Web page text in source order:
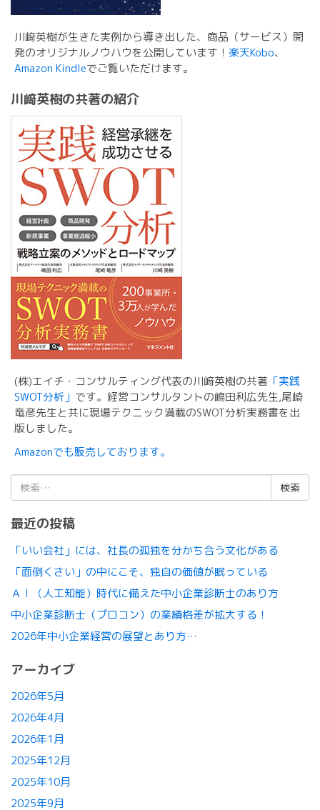
川﨑英樹が生きた実例から導き出した、商品（サービス）開
発のオリジナルノウハウを公開しています！ 楽天Kobo、
Amazon Kindleでご覧いただけます。
川﨑英樹の共著の紹介
(株)エイチ・コンサルティング代表の川﨑英樹の共著 「実践
SWOT分析」 です。経営コンサルタントの嶋田利広先生,尾崎
竜彦先生と共に現場テクニック満載のSWOT分析実務書を出
版しました。
Amazonでも販売しております。
検
索:
最近の投稿
「いい会社」には、社長の孤独を分かち合う文化がある
「面倒くさい」の中にこそ、独自の価値が眠っている
ＡＩ（人工知能）時代に備えた中小企業診断士のあり方
中小企業診断士（プロコン）の業績格差が拡大する！
2026年中小企業経営の展望とあり方…
アーカイブ
2026年5月
2026年4月
2026年1月
2025年12月
2025年10月
2025年9月